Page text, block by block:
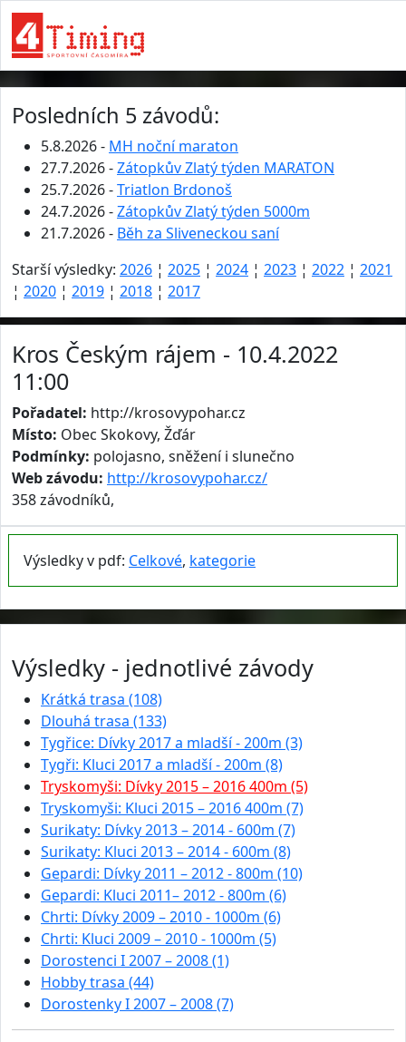
Posledních 5 závodů:
5.8.2026 - MH noční maraton
27.7.2026 -Zátopkův Zlatý týden MARATON
25.7.2026 -Triatlon Brdonoš
24.7.2026 -Zátopkův Zlatý týden 5000m
21.7.2026 - Běh za Sliveneckou saní
Starší výsledky: 2026 ¦ 2025 ¦ 2024 ¦ 2023 ¦ 2022 ¦ 2021
¦ 2020 ¦ 2019 ¦ 2018 ¦ 2017
Kros Českým rájem - 10.4.2022
11:00
Pořadatel: http://krosovypohar.cz
Místo: Obec Skokovy, Žďár
Podmínky: polojasno, sněžení i slunečno
Web závodu: http://krosovypohar.cz/
358 závodníků,
Výsledky v pdf: Celkové, kategorie
Výsledky - jednotlivé závody
Krátká trasa (108)
Dlouhá trasa (133)
Tygřice: Dívky 2017 a mladší - 200m (3)
Tygři: Kluci 2017 a mladší - 200m (8)
Tryskomyši: Dívky 2015 – 2016 400m (5)
Tryskomyši: Kluci 2015 – 2016 400m (7)
Surikaty: Dívky 2013 – 2014 - 600m (7)
Surikaty: Kluci 2013 – 2014 - 600m (8)
Gepardi: Dívky 2011 – 2012 - 800m (10)
Gepardi: Kluci 2011– 2012 - 800m (6)
Chrti: Dívky 2009 – 2010 - 1000m (6)
Chrti: Kluci 2009 – 2010 - 1000m (5)
Dorostenci I 2007 – 2008 (1)
Hobby trasa (44)
Dorostenky I 2007 – 2008 (7)